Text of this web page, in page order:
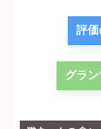
評価
グラ